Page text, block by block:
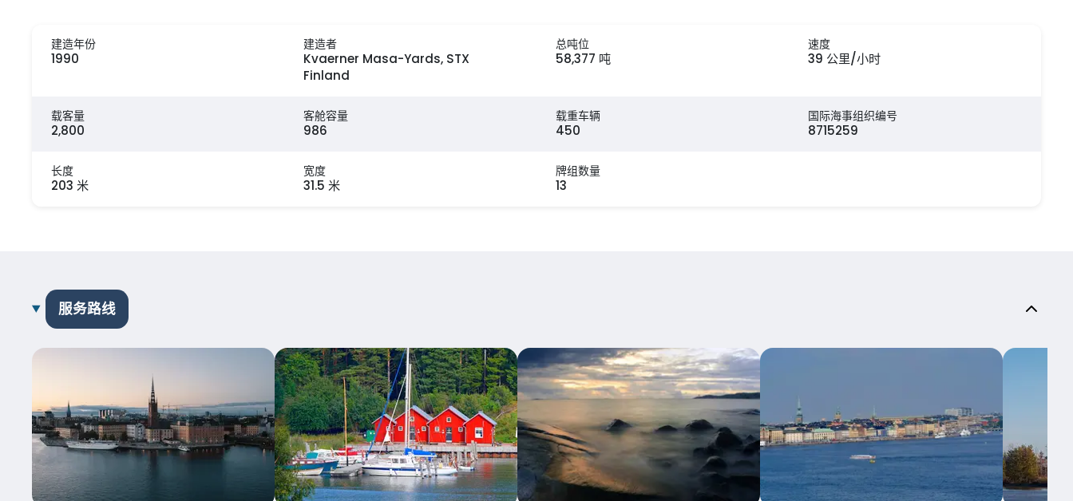
建造年份
1990
建造者
Kvaerner Masa-Yards, STX
Finland
总吨位
58,377 吨
速度
39 公里/小时
载客量
2,800
客舱容量
986
载重车辆
450
国际海事组织编号
8715259
长度
203 米
宽度
31.5 米
牌组数量
13
服务路线